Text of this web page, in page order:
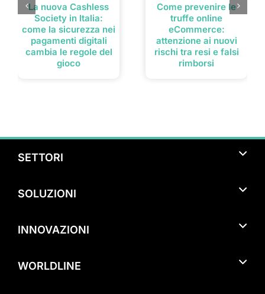
La nuova Cashless
Society in Italia:
come la sicurezza nei
pagamenti digitali
cambia le regole del
gioco
Come prevenire le
truffe online
eCommerce:
attenzione ai nuovi
rischi tra resi e falsi
rimborsi
SETTORI
Studi Medici Specialistici & Liberi Professionisti
Alberghi & Pernottamenti
SOLUZIONI
Pagamenti eCommerce
INNOVAZIONI
WORLDLINE